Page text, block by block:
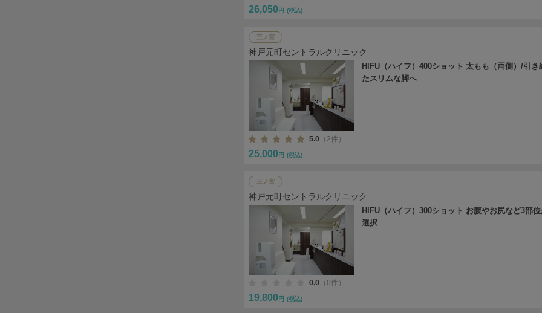
26,050 円 (税込)
三ノ宮
神戸元町セントラルクリニック
HIFU（ハイフ）400ショット 太もも（両側）/引き
たスリムな脚へ
5.0 （2件）
25,000 円 (税込)
三ノ宮
神戸元町セントラルクリニック
HIFU（ハイフ）300ショット お腹やお尻など3部
選択
0.0 （0件）
19,800 円 (税込)